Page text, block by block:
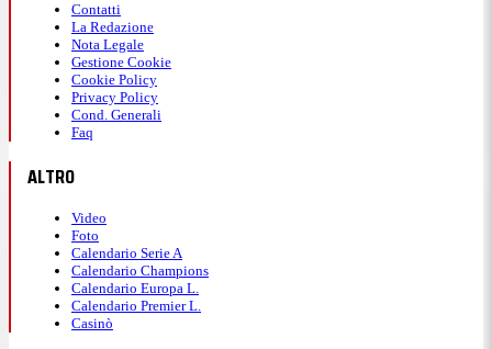
Contatti
La Redazione
Nota Legale
Gestione Cookie
Cookie Policy
Privacy Policy
Cond. Generali
Faq
ALTRO
Video
Foto
Calendario Serie A
Calendario Champions
Calendario Europa L.
Calendario Premier L.
Casinò